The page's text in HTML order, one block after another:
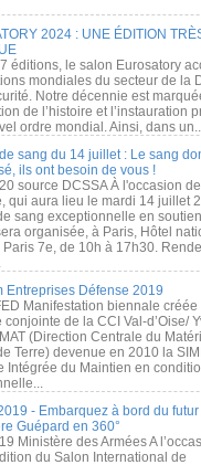
2024 : UNE ÉDITION
éditions, le salon Eurosatory
mondiales du secteur de la
Notre décennie est
de l’histoire et l’instauration
ordre mondial. Ainsi, dans
sang du 14 juillet : Le sang
ils ont besoin de vous !
source DCSSA À l'occasion
qui aura lieu le mardi 14 juillet
sang exceptionnelle en
organisée, à Paris, Hôtel
7e, de 10h à 17h30.
Entreprises Défense 2019
Manifestation biennale
conjointe de la CCI Val-d’Oise/
(Direction Centrale du
Terre) devenue en 2010 la
Intégrée du Maintien en
- Embarquez à bord du futur
Guépard en 360°
Ministère des Armées A
du Salon International de